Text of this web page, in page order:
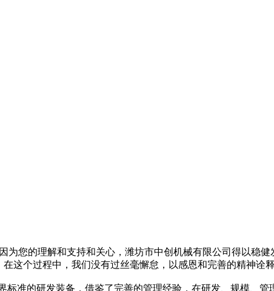
您的理解和支持和关心，潍坊市中创机械有限公司得以稳健
这个过程中，我们没有过丝毫懈怠，以感恩和完善的精神诠释
准的研发装备，借鉴了完善的管理经验，在研发、规模、管